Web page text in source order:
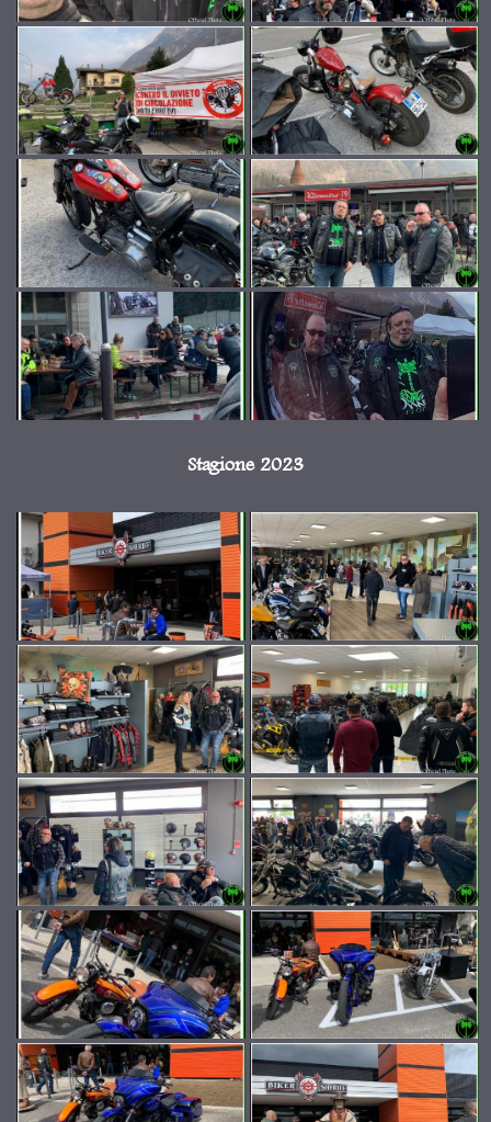
Stagione 2023